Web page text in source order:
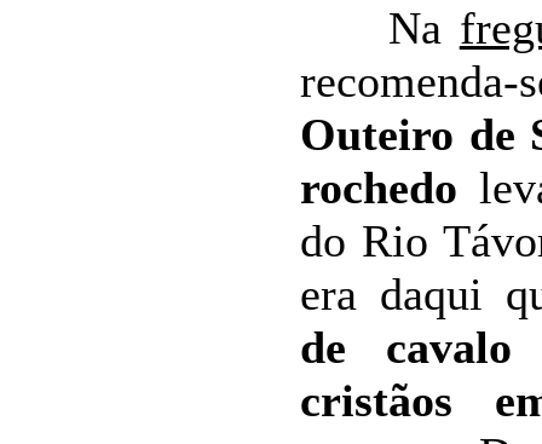
Na
recomenda-
Outeiro de
rochedo
do Rio
era daqui
de
cristãos